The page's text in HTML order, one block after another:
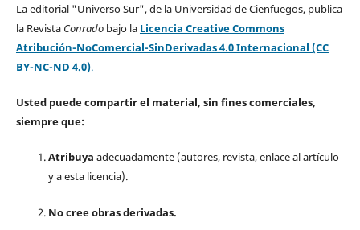
La editorial "Universo Sur", de la Universidad de Cienfuegos, publica
la Revista Conradobajo la Licencia Creative Commons
Atribución-NoComercial-SinDerivadas 4.0 Internacional (CC
BY-NC-ND 4.0).
Usted puede compartir el material, sin fines comerciales,
siempre que:
Atribuya adecuadamente (autores, revista, enlace al artículo
y a esta licencia).
No cree obras derivadas.